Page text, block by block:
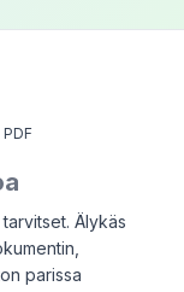
Älykäs
parissa